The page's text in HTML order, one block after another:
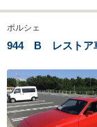
ポルシェ
944 B レストア